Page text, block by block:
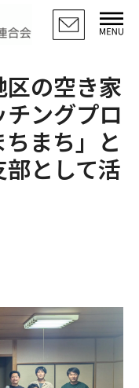
メ
ニ
の空き家
ングプロ
まち」と
として活